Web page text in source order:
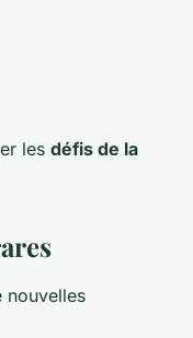
les défis de la
nouvelles